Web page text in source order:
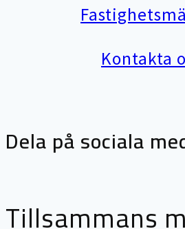
Kontakta
Dela på sociala
Tillsammans